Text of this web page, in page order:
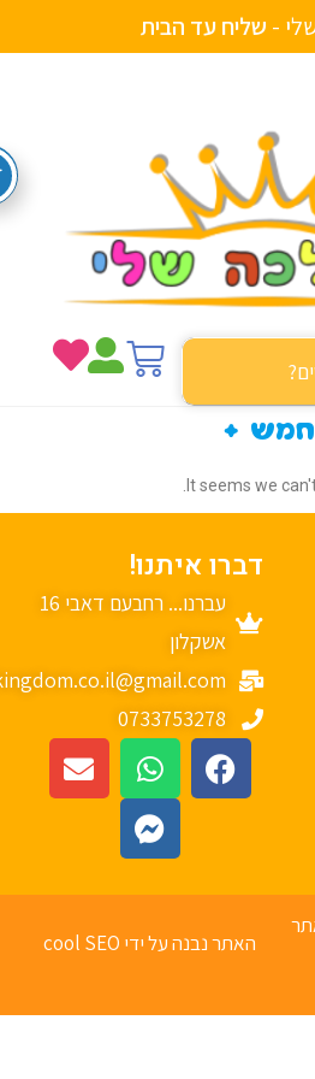
-ש ל חעדהבי ת
+
It seems
דברו איתנו!
עברנו... רחבעם דאבי 16
אשקלון
mykingdom.co.il@gmail.com
0733753278
האתר נבנה על ידי cool SEO